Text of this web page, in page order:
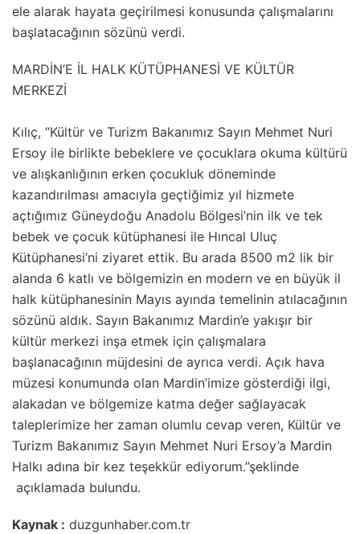
ele alarak hayata geçirilmesi konusunda çalışmalarını
başlatacağının sözünü verdi.
MARDİN’E İL HALK KÜTÜPHANESİ VE KÜLTÜR
MERKEZİ
Kılıç, “Kültür ve Turizm Bakanımız Sayın Mehmet Nuri
Ersoy ile birlikte bebeklere ve çocuklara okuma kültürü
ve alışkanlığının erken çocukluk döneminde
kazandırılması amacıyla geçtiğimiz yıl hizmete
açtığımız Güneydoğu Anadolu Bölgesi’nin ilk ve tek
bebek ve çocuk kütüphanesi ile Hıncal Uluç
Kütüphanesi’ni ziyaret ettik. Bu arada 8500 m2 lik bir
alanda 6 katlı ve bölgemizin en modern ve en büyük il
halk kütüphanesinin Mayıs ayında temelinin atılacağının
sözünü aldık. Sayın Bakanımız Mardin’e yakışır bir
kültür merkezi inşa etmek için çalışmalara
başlanacağının müjdesini de ayrıca verdi. Açık hava
müzesi konumunda olan Mardin’imize gösterdiği ilgi,
alakadan ve bölgemize katma değer sağlayacak
taleplerimize her zaman olumlu cevap veren, Kültür ve
Turizm Bakanımız Sayın Mehmet Nuri Ersoy’a Mardin
Halkı adına bir kez teşekkür ediyorum.”şeklinde
açıklamada bulundu.
Kaynak : duzgunhaber.com.tr